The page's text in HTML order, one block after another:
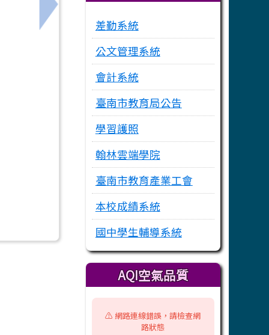
下一筆：為防範腸病毒、流感疫情，加強以下
差勤系統
公文管理系統
會計系統
臺南市教育局公告
學習護照
翰林雲端學院
臺南市教育產業工會
本校成績系統
國中學生輔導系統
AQI空氣品質
⚠️ 網路連線錯誤，請檢查網
路狀態